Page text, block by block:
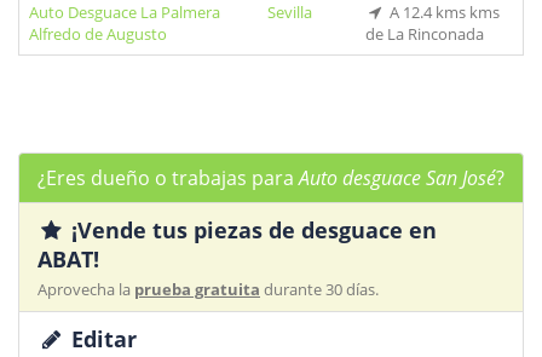
Auto Desguace La Palmera
Alfredo de Augusto
Sevilla
A 12.4 kms kms
de La Rinconada
¿Eres dueño o trabajas paraAuto desguace San José?
¡Vende tus piezas de desguace en
ABAT!
Aprovecha la prueba gratuita durante 30 días.
Editar